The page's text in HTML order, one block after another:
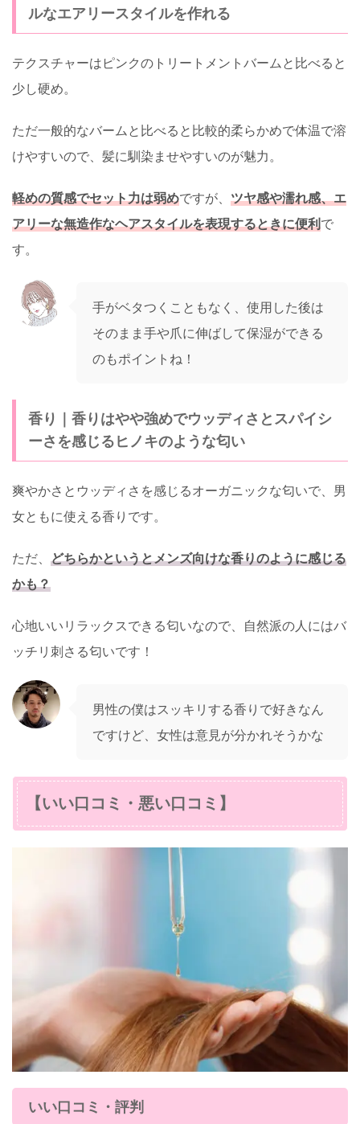
ルなエアリースタイルを作れる
テクスチャーはピンクのトリートメントバームと比べると
少し硬め。
ただ一般的なバームと比べると比較的柔らかめで体温で溶
けやすいので、髪に馴染ませやすいのが魅力。
軽めの質感でセット力は弱めですが、 ツヤ感や濡れ感、エ
アリーな無造作なヘアスタイルを表現するときに便利で
す。
手がベタつくこともなく、使用した後は
そのまま手や爪に伸ばして保湿ができる
のもポイントね！
香り ｜ 香りはやや強めでウッディさとスパイシ
ーさを感じるヒノキのような匂い
爽やかさとウッディさを感じるオーガニックな匂いで、男
女ともに使える香りです。
ただ、 どちらかというとメンズ向けな香りのように感じる
かも？
心地いいリラックスできる匂いなので、自然派の人にはバ
ッチリ刺さる匂いです！
男性の僕はスッキリする香りで好きなん
ですけど、女性は意見が分かれそうかな
【いい口コミ・悪い口コミ】
いい口コミ・評判